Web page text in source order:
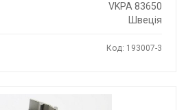
VKPA 83650
Швеція
Код: 193007-3